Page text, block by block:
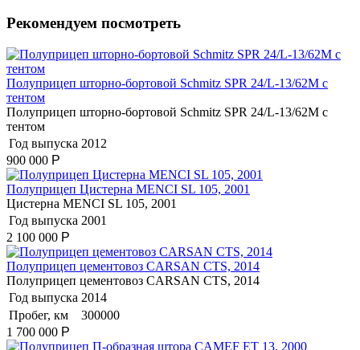
Рекомендуем посмотреть
Полуприцеп шторно-бортовой Schmitz SPR 24/L-13/62M с
тентом
Полуприцеп шторно-бортовой Schmitz SPR 24/L-13/62M с
тентом
Год выпуска 2012
900 000 Р
Полуприцеп Цистерна MENCI SL 105, 2001
Цистерна MENCI SL 105, 2001
Год выпуска 2001
2 100 000 Р
Полуприцеп цементовоз СARSАN CТS, 2014
Полуприцеп цементовоз СARSАN CТS, 2014
Год выпуска 2014
Пробег, км
300000
1 700 000 Р